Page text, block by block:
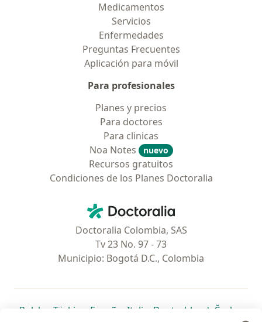
Medicamentos
Servicios
Enfermedades
Preguntas Frecuentes
Aplicación para móvil
Para profesionales
Planes y precios
Para doctores
Para clinicas
Noa Notes
nuevo
Recursos gratuitos
Condiciones de los Planes Doctoralia
Doctoralia - Página de inicio
Doctoralia Colombia, SAS
Tv 23 No. 97 - 73
Municipio: Bogotá D.C., Colombia
Polska se abre en una nueva pestaña
Türkiye se abre en una nueva pestaña
España se abre en una nueva pestaña
Italia se abre en una nueva
Deutschlandse abre en
Česko